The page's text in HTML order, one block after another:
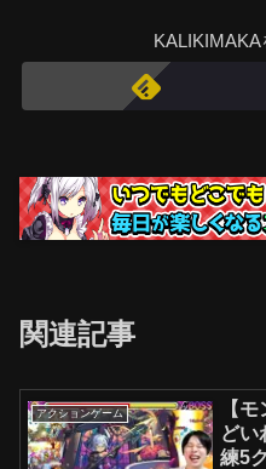
関連記事
アクションゲーム
【
どい
練5